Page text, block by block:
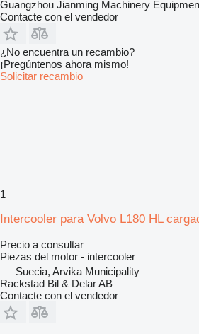
Guangzhou Jianming Machinery
Contacte con el vendedor
¿No encuentra un recambio?
¡Pregúntenos ahora mismo!
Solicitar recambio
1
Intercooler para Volvo L180 HL
Precio a consultar
Piezas del motor - intercooler
Suecia, Arvika Municipality
Rackstad Bil & Delar AB
Contacte con el vendedor